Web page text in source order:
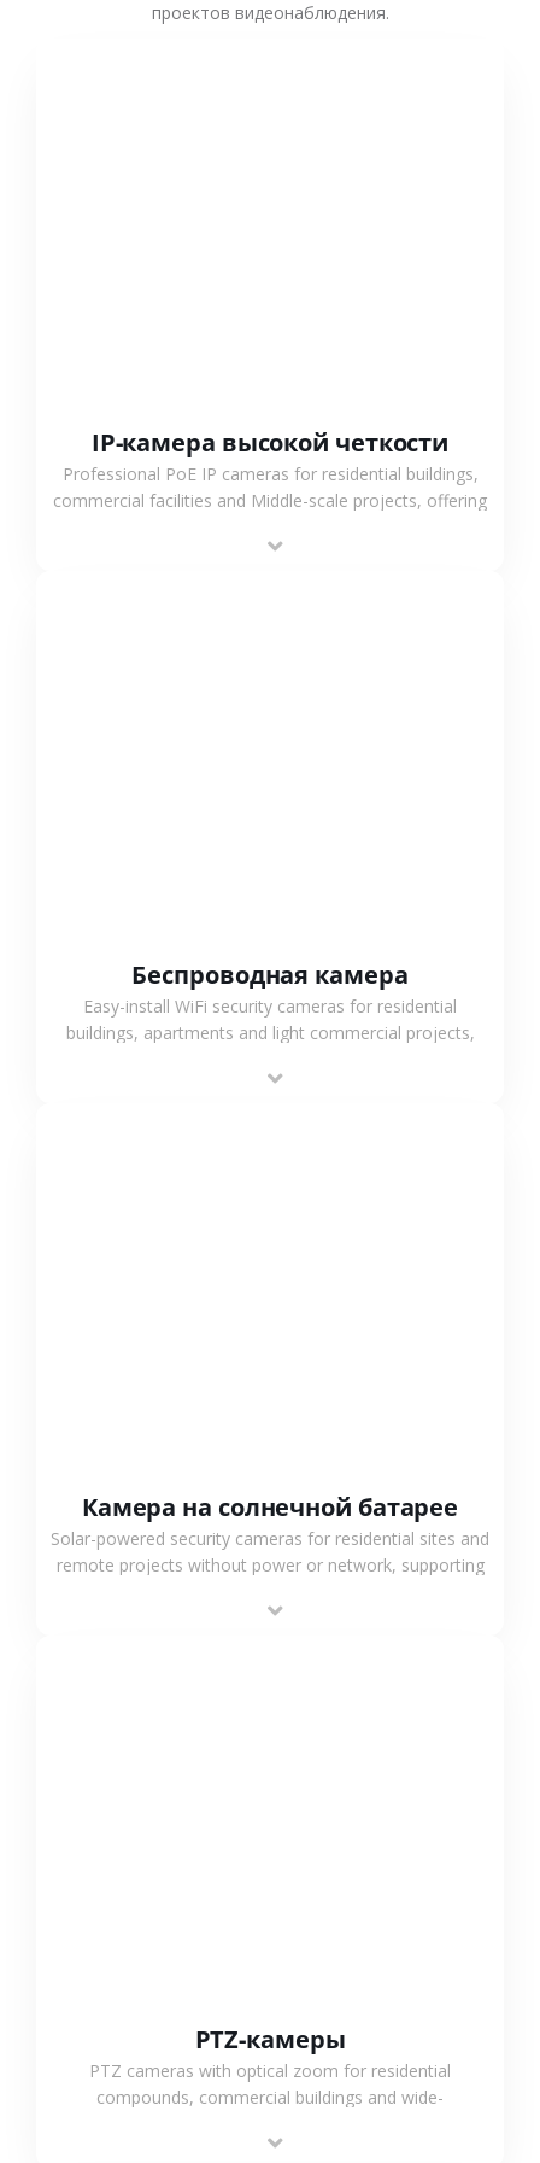
проектов видеонаблюдения.
IP-камера высокой четкости
Professional PoE IP cameras for residential buildings,
commercial facilities and Middle-scale projects, offering
support.
Беспроводная камера
Easy-install WiFi security cameras for residential
buildings, apartments and light commercial projects,
surveillance solutions.
Камера на солнечной батарее
Solar-powered security cameras for residential sites and
remote projects without power or network, supporting
outdoor monitoring.
PTZ-камеры
PTZ cameras with optical zoom for residential
compounds, commercial buildings and wide-
monitoring and flexible coverage.